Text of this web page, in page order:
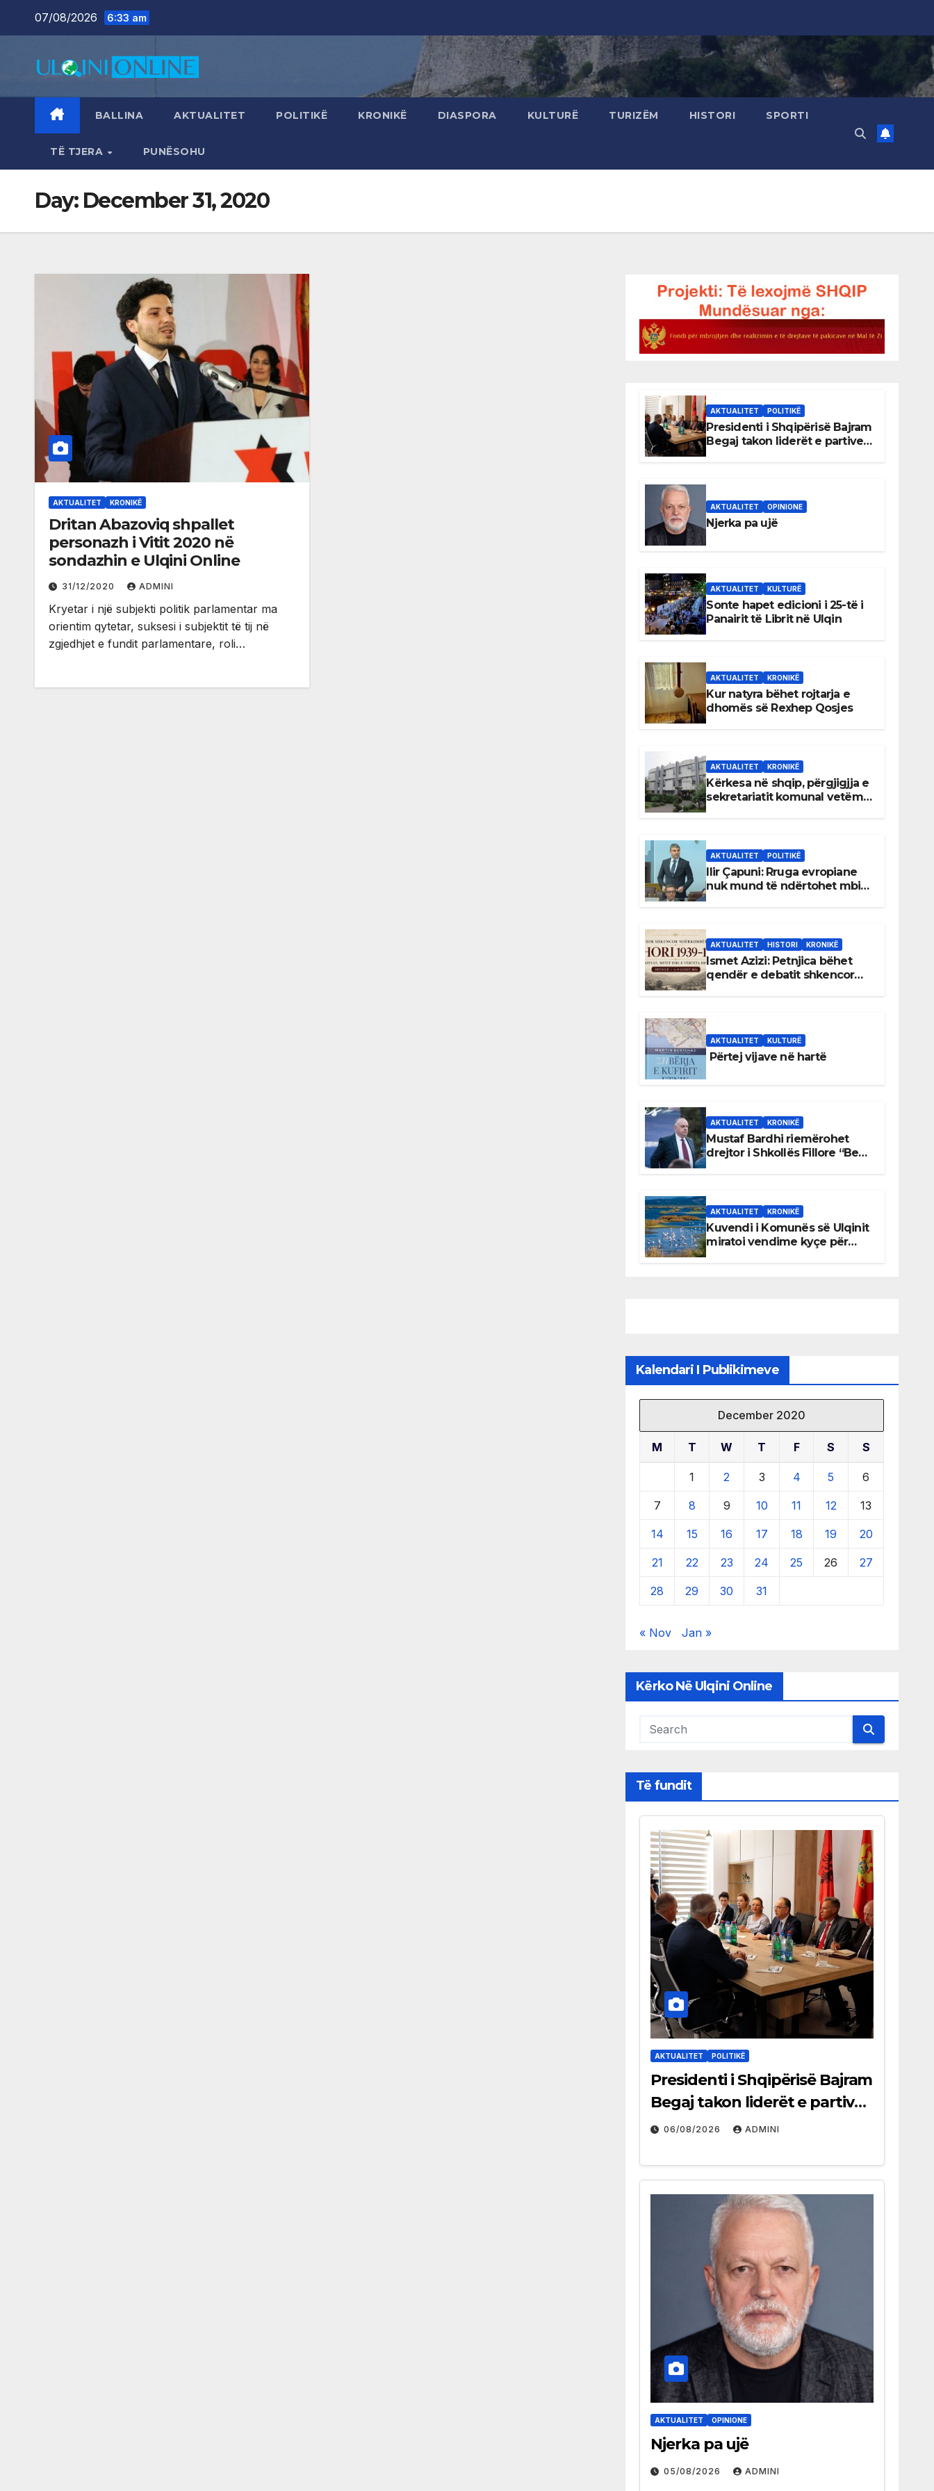
07/08/2026 6:33 am
BALLINA AKTUALITET POLITIKË KRONIKË DIASPORA KULTURË TURIZËM HISTORI SPORTI
TË TJERA PUNËSOHU
Day: December 31, 2020
AKTUALITET KRONIKË
Dritan Abazoviq shpallet
personazh i Vitit 2020 në
sondazhin e Ulqini Online
31/12/2020 ADMINI
Kryetar i një subjekti politik parlamentar ma
orientim qytetar, suksesi i subjektit të tij në
zgjedhjet e fundit parlamentare, roli…
AKTUALITET POLITIKË
Presidenti i Shqipërisë Bajram
Begaj takon liderët e partive
AKTUALITET OPINIONE
Njerka pa ujë
AKTUALITET KULTURË
Sonte hapet edicioni i 25-të i
Panairit të Librit në Ulqin
AKTUALITET KRONIKË
Kur natyra bëhet rojtarja e
dhomës së Rexhep Qosjes
AKTUALITET KRONIKË
Kërkesa në shqip, përgjigjja e
sekretariatit komunal vetëm
AKTUALITET POLITIKË
Ilir Çapuni: Rruga evropiane
nuk mund të ndërtohet mbi
AKTUALITET HISTORI KRONIKË
Ismet Azizi: Petnjica bëhet
qendër e debatit shkencor
AKTUALITET KULTURË
Përtej vijave në hartë
AKTUALITET KRONIKË
Mustaf Bardhi riemërohet
drejtor i Shkollës Fillore “Bedri
AKTUALITET KRONIKË
Kuvendi i Komunës së Ulqinit
miratoi vendime kyçe për
Kalendari I Publikimeve
December 2020
M T W T F S S
1 2 3 4 5 6
7 8 9 10 11 12 13
14 15 16 17 18 19 20
21 22 23 24 25 26 27
28 29 30 31
« Nov Jan »
Kërko Në Ulqini Online
Të fundit
AKTUALITET POLITIKË
Presidenti i Shqipërisë Bajram
Begaj takon liderët e partive
shqiptare në Ulqin
06/08/2026 ADMINI
AKTUALITET OPINIONE
Njerka pa ujë
05/08/2026 ADMINI